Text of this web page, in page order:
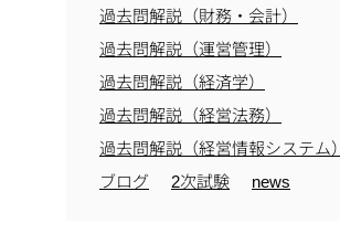
過去問解説（財務・会計）
過去問解説（運営管理）
過去問解説（経済学）
過去問解説（経営法務）
過去問解説（経営情報システム）
ブログ
2次試験 news